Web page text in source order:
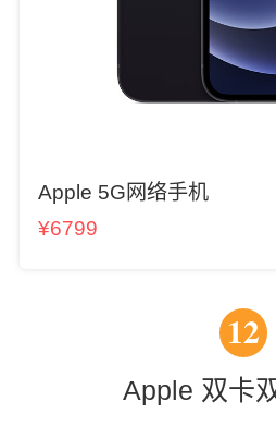
Apple 5G网络手机
¥6799
12
Apple 双卡